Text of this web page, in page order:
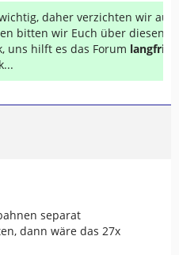
daher verzichten wir auf
bitten wir Euch über diesen
uns hilft es das Forum
separat
dann wäre das 27x